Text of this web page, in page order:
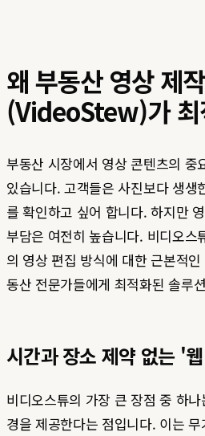
왜 부동산 영상 제
(VideoStew)가 최
부동산 시장에서 영상 콘텐츠의 중
있습니다. 고객들은 사진보다 생생
를 확인하고 싶어 합니다. 하지만
부담은 여전히 높습니다. 비디오스
의 영상 편집 방식에 대한 근본적
동산 전문가들에게 최적화된 솔루
시간과 장소 제약 없는 '
비디오스튜의 가장 큰 장점 중 하
경을 제공한다는 점입니다. 이는